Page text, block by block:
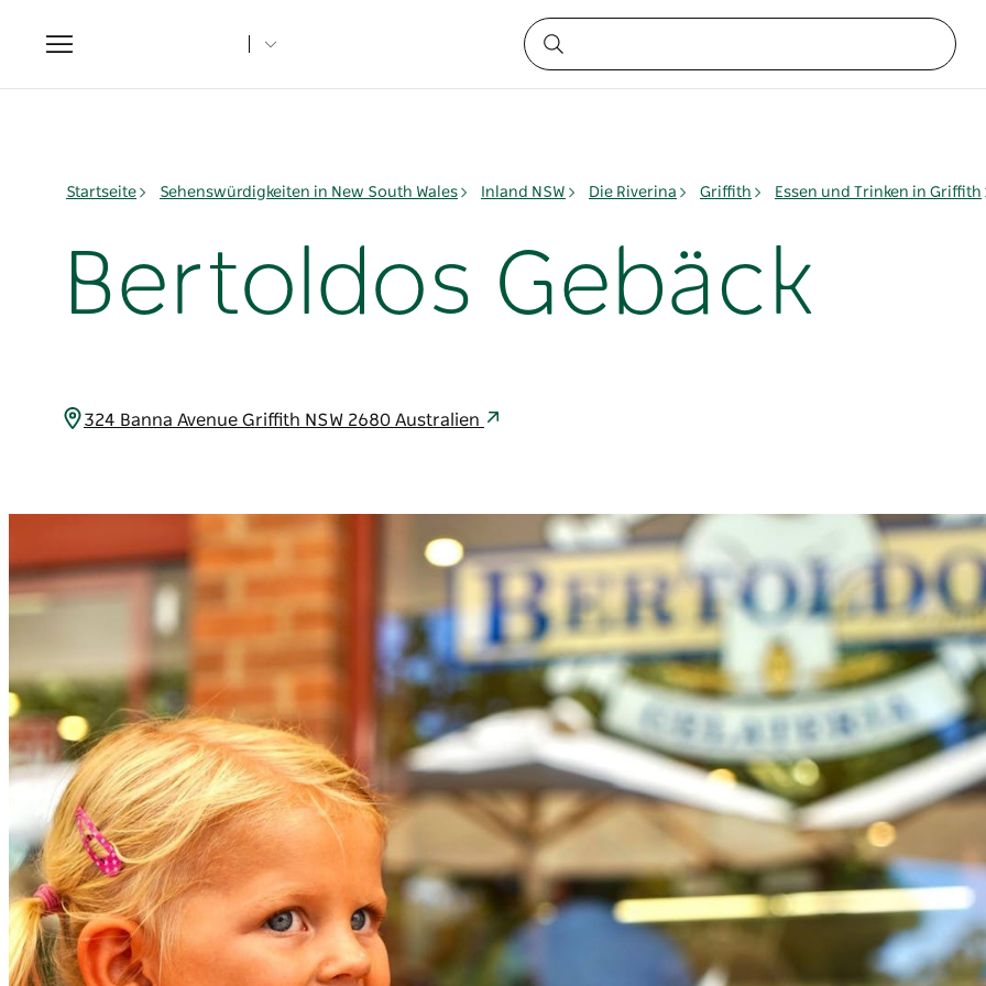
Toggle
navigation
Startseite Sehenswürdigkeiten in New South Wales Inland NSW Die Riverina Griffith Essen und Trinken in Griffith
Bertoldos Gebäck
324 Banna Avenue Griffith NSW 2680 Australien